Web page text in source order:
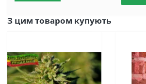
З цим товаром купують